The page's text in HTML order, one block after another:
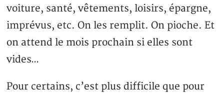
voiture, santé, vêtements, loisirs, épargne,
imprévus, etc. On les remplit. On pioche. Et
on attend le mois prochain si elles sont
vides…
Pour certains, c’est plus difficile que pour